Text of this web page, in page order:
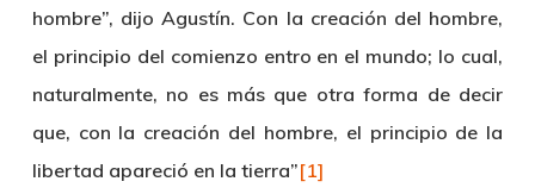
hombre”, dijo Agustín. Con la creación del hombre,
el principio del comienzo entro en el mundo; lo cual,
naturalmente, no es más que otra forma de decir
que, con la creación del hombre, el principio de la
libertad apareció en la tierra”[1]